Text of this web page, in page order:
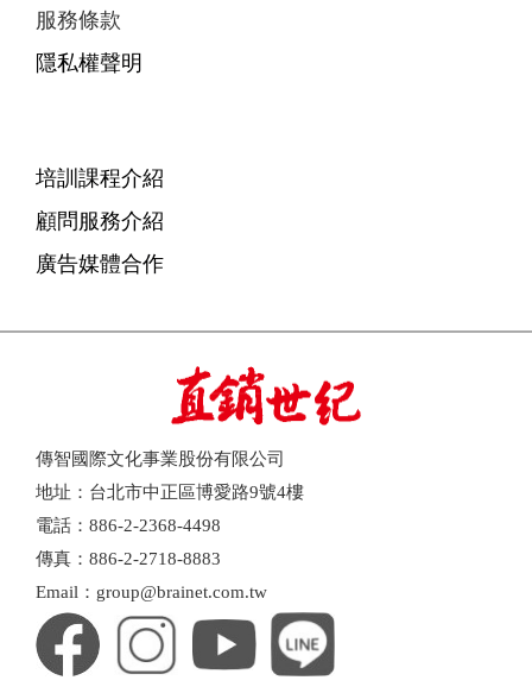
服務條款
隱私權聲明
培訓課程介紹
顧問服務介紹
廣告媒體合作
傳智國際文化事業股份有限公司
地址：台北市中正區博愛路9號4樓
電話：886-2-2368-4498
傳真：886-2-2718-8883
Email：group@brainet.com.tw